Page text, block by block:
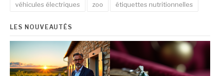
véhicules électriques zoo étiquettes nutritionnelles
LES NOUVEAUTÉS